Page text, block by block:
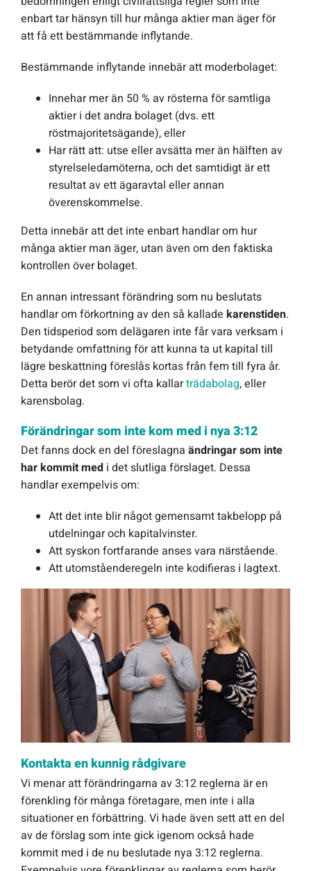
enbart tar hänsyn till hur många aktier man äger för
att få ett bestämmande inflytande.
Bestämmande inflytande innebär att moderbolaget:
Innehar mer än 50 % av rösterna för samtliga
aktier i det andra bolaget (dvs. ett
röstmajoritetsägande), eller
Har rätt att: utse eller avsätta mer än hälften av
styrelseledamöterna, och det samtidigt är ett
resultat av ett ägaravtal eller annan
överenskommelse.
Detta innebär att det inte enbart handlar om hur
många aktier man äger, utan även om den faktiska
kontrollen över bolaget.
En annan intressant förändring som nu beslutats
handlar om förkortning av den så kallade karenstiden.
Den tidsperiod som delägaren inte får vara verksam i
betydande omfattning för att kunna ta ut kapital till
lägre beskattning föreslås kortas från fem till fyra år.
Detta berör det som vi ofta kallarträdabolag, eller
karensbolag.
Förändringar som inte kom med i nya 3:12
Det fanns dock en del föreslagna ändringar som inte
har kommit medi det slutliga förslaget. Dessa
handlar exempelvis om:
Att det inte blir något gemensamt takbelopp på
utdelningar och kapitalvinster.
Att syskon fortfarande anses vara närstående.
Att utomståenderegeln inte kodifieras i lagtext.
Kontakta en kunnig rådgivare
Vi menar att förändringarna av 3:12 reglerna är en
förenkling för många företagare, men inte i alla
situationer en förbättring. Vi hade även sett att en del
av de förslag som inte gick igenom också hade
kommit med i de nu beslutade nya 3:12 reglerna.